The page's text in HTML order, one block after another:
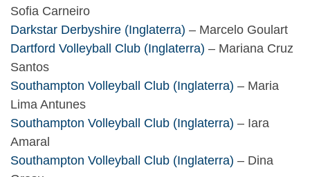
Sofia Carneiro
Darkstar Derbyshire (Inglaterra) – Marcelo Goulart
Dartford Volleyball Club (Inglaterra) – Mariana Cruz
Santos
Southampton Volleyball Club (Inglaterra) – Maria
Lima Antunes
Southampton Volleyball Club (Inglaterra) – Iara
Amaral
Southampton Volleyball Club (Inglaterra) – Dina